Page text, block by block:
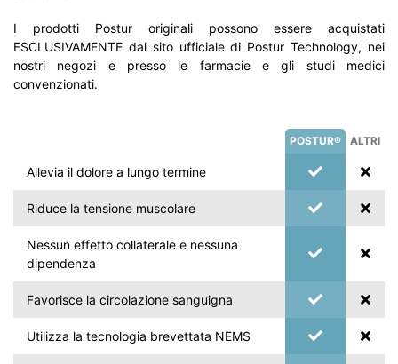
I prodotti Postur originali possono essere acquistati
ESCLUSIVAMENTE dal sito ufficiale di Postur Technology, nei
nostri negozi e presso le farmacie e gli studi medici
convenzionati.
POSTUR® ALTRI
Allevia il dolore a lungo termine
Riduce la tensione muscolare
Nessun effetto collaterale e nessuna
dipendenza
Favorisce la circolazione sanguigna
Utilizza la tecnologia brevettata NEMS